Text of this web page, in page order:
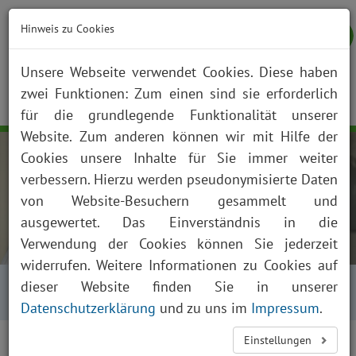
NOTFALL KONTAKT ANFAHRT JOBS SUCHE
Startseite Über uns Aktuelles
Kalender
Kalender Tagesansicht
Hinweis zu Cookies
Unsere Webseite verwendet Cookies. Diese haben
zwei Funktionen: Zum einen sind sie erforderlich
für die grundlegende Funktionalität unserer
Website. Zum anderen können wir mit Hilfe der
Cookies unsere Inhalte für Sie immer weiter
verbessern. Hierzu werden pseudonymisierte Daten
von Website-Besuchern gesammelt und
ausgewertet. Das Einverständnis in die
Verwendung der Cookies können Sie jederzeit
widerrufen. Weitere Informationen zu Cookies auf
dieser Website finden Sie in unserer
Datenschutzerklärung und zu uns im Impressum.
Einstellungen